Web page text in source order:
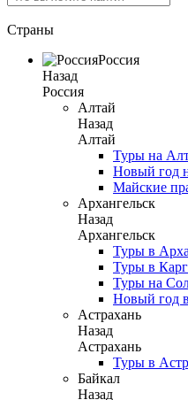
Страны
Россия
Назад
Россия
Алтай
Назад
Алтай
Туры на
Новый год
Майские
Архангельск
Назад
Архангельск
Туры в
Туры в
Туры на
Новый год
Астрахань
Назад
Астрахань
Туры в
Байкал
Назад